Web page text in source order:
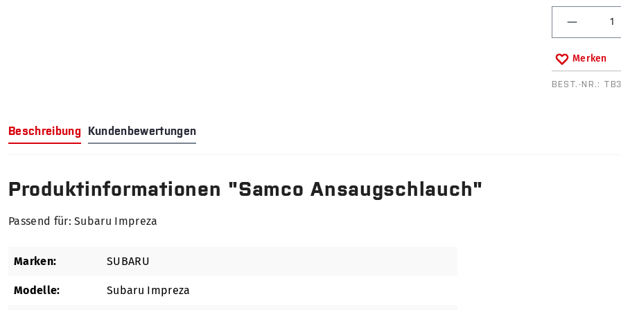
Merken
BEST.-NR.:
Beschreibung Kundenbewertungen
Produktinformationen "Samco Ansaugschlauch"
Passend für: Subaru Impreza
Marken: SUBARU
Modelle: Subaru Impreza